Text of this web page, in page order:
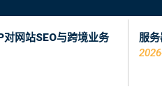
对网站SEO与跨境业务
服